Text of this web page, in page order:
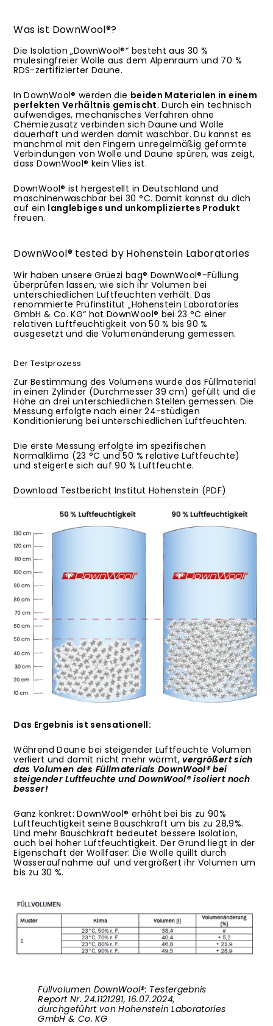
Was ist DownWool®?
Die Isolation „DownWool®“ besteht aus 30 %
mulesingfreier Wolle aus dem Alpenraum und 70 %
RDS-zertifizierter Daune.
In DownWool® werden die beiden Materialen in einem
perfekten Verhältnis gemischt. Durch ein technisch
aufwendiges, mechanisches Verfahren ohne
Chemiezusatz verbinden sich Daune und Wolle
dauerhaft und werden damit waschbar. Du kannst es
manchmal mit den Fingern unregelmäßig geformte
Verbindungen von Wolle und Daune spüren, was zeigt,
dass DownWool® kein Vlies ist.
DownWool® ist hergestellt in Deutschland und
maschinenwaschbar bei 30 °C. Damit kannst du dich
auf ein langlebiges und unkompliziertes Produkt
freuen.
DownWool® tested by Hohenstein Laboratories
Wir haben unsere Grüezi bag® DownWool®-Füllung
überprüfen lassen, wie sich ihr Volumen bei
unterschiedlichen Luftfeuchten verhält. Das
renommierte Prüfinstitut „Hohenstein Laboratories
GmbH & Co. KG“ hat DownWool® bei 23 °C einer
relativen Luftfeuchtigkeit von 50 % bis 90 %
ausgesetzt und die Volumenänderung gemessen.
Der Testprozess
Zur Bestimmung des Volumens wurde das Füllmaterial
in einen Zylinder (Durchmesser 39 cm) gefüllt und die
Höhe an drei unterschiedlichen Stellen gemessen. Die
Messung erfolgte nach einer 24-stüdigen
Konditionierung bei unterschiedlichen Luftfeuchten.
Die erste Messung erfolgte im spezifischen
Normalklima (23 °C und 50 % relative Luftfeuchte)
und steigerte sich auf 90 % Luftfeuchte.
Download Testbericht Institut Hohenstein (PDF)
Das Ergebnis ist sensationell:
Während Daune bei steigender Luftfeuchte Volumen
verliert und damit nicht mehr wärmt,vergrößert sich
das Volumen des Füllmaterials DownWool® bei
steigender Luftfeuchte und DownWool® isoliert noch
besser!
Ganz konkret: DownWool® erhöht bei bis zu 90%
Luftfeuchtigkeit seine Bauschkraft um bis zu 28,9%.
Und mehr Bauschkraft bedeutet bessere Isolation,
auch bei hoher Luftfeuchtigkeit. Der Grund liegt in der
Eigenschaft der Wollfaser: Die Wolle quillt durch
Wasseraufnahme auf und vergrößert ihr Volumen um
bis zu 30 %.
Füllvolumen DownWool®: Testergebnis
Report Nr. 24.1121291, 16.07.2024,
durchgeführt von Hohenstein Laboratories
GmbH & Co. KG